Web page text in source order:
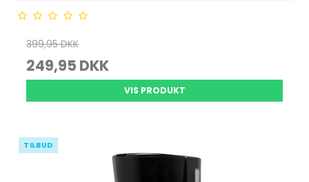
399,95 DKK
249,95 DKK
VIS PRODUKT
TILBUD